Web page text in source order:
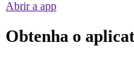
Abrir a app
Obtenha o